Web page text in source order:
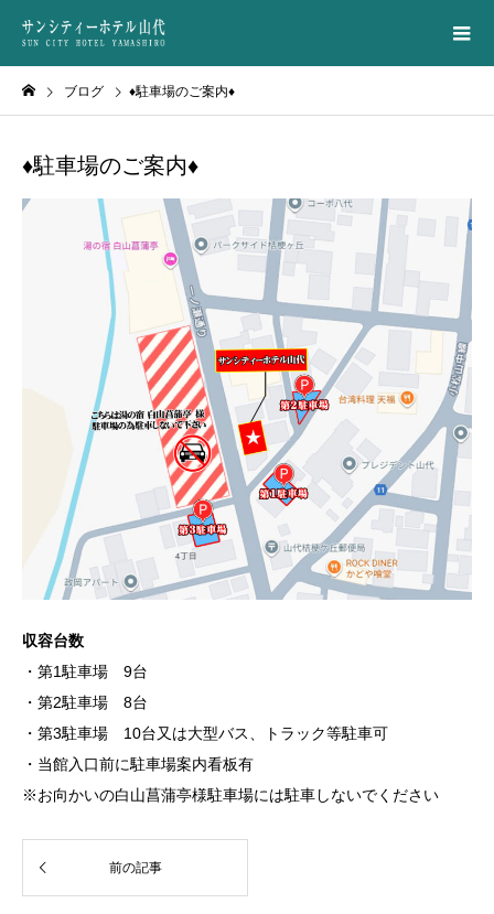
ブログ ♦駐車場のご案内♦
♦駐車場のご案内♦
収容台数
・第1駐車場 9台
・第2駐車場 8台
・第3駐車場 10台又は大型バス、トラック等駐車可
・当館入口前に駐車場案内看板有
※お向かいの白山菖蒲亭様駐車場には駐車しないでください